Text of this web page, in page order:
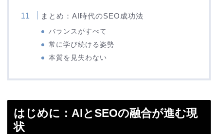
まとめ：AI時代のSEO成功法
バランスがすべて
常に学び続ける姿勢
本質を見失わない
はじめに：AIとSEOの融合が進む現
状